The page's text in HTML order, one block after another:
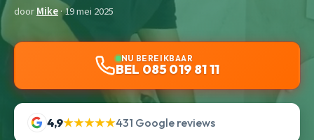
doorMike· 19 mei 2025
NU BEREIKBAAR
BEL 085 019 81 11
4,9★★★★★431 Google reviews